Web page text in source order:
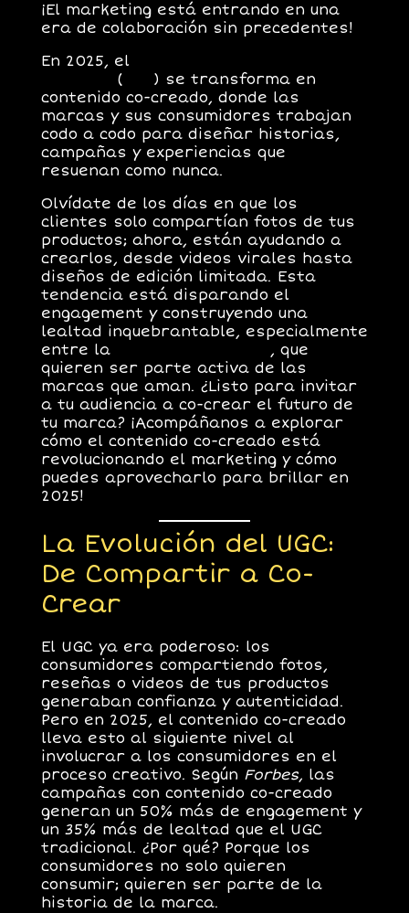
¡El marketing está entrando en una
era de colaboración sin precedentes!
En 2025, el
(UGC ) se transforma en
contenido co-creado, donde las
marcas y sus consumidores trabajan
codo a codo para diseñar historias,
campañas y experiencias que
resuenan como nunca.
Olvídate de los días en que los
clientes solo compartían fotos de tus
productos; ahora, están ayudando a
crearlos, desde videos virales hasta
diseños de edición limitada. Esta
tendencia está disparando el
engagement y construyendo una
lealtad inquebrantable, especialmente
entre la
, que
quieren ser parte activa de las
marcas que aman. ¿Listo para invitar
a tu audiencia a co-crear el futuro de
tu marca? ¡Acompáñanos a explorar
cómo el contenido co-creado está
revolucionando el marketing y cómo
puedes aprovecharlo para brillar en
2025!
La Evolución del UGC:
De Compartir a Co-
Crear
El UGC ya era poderoso: los
consumidores compartiendo fotos,
reseñas o videos de tus productos
generaban confianza y autenticidad.
Pero en 2025, el contenido co-creado
lleva esto al siguiente nivel al
involucrar a los consumidores en el
proceso creativo. Según Forbes, las
campañas con contenido co-creado
generan un 50% más de engagement y
un 35% más de lealtad que el UGC
tradicional. ¿Por qué? Porque los
consumidores no solo quieren
consumir; quieren ser parte de la
historia de la marca.